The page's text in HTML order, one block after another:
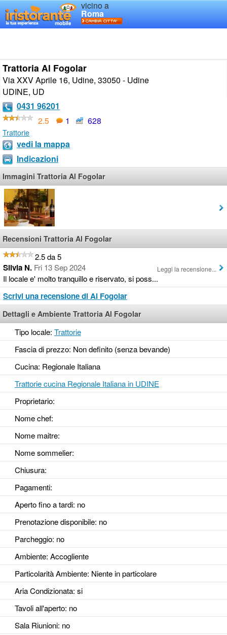
vicino a
Roma
Trattoria Al Fogolar
Via XXV Aprile 16, Udine, 33050 - Udine
UDINE, UD
0431 96201
2.5
1 628
Trattorie
vedi la mappa
Indicazioni
Immagini Trattoria Al Fogolar
Recensioni Trattoria Al Fogolar
2.5 da 5
Silvia N. Fri 13 Sep 2024
Il locale e' molto tranquillo e riservato, si poss...
Leggi la recensione...
Scrivi una recensione di Al Fogolar
Dettagli e Ambiente Trattoria Al Fogolar
Tipo locale: Trattorie
Fascia di prezzo: Non definito (senza bevande)
Cucina: Regionale Italiana
Trattorie cucina Regionale Italiana in UDINE
Proprietario:
Nome chef:
Nome maitre:
Nome sommelier:
Chiusura:
Pagamenti:
Aperto fino a tardi: no
Prenotazione disponibile: no
Parcheggio: no
Ambiente: Accogliente
Particolarità Ambiente: Niente in particolare
Aria Condizionata: si
Tavoli all'aperto: no
Sala Riunioni: no